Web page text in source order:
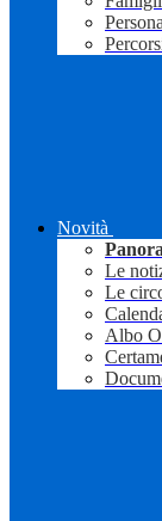
Novità
Le
Le
Albo